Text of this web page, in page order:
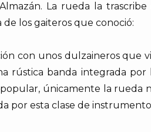
La rueda la trascribe
los gaiteros que conoció:
con unos dulzaineros que
rústica banda integrada por
únicamente la rueda
por esta clase de